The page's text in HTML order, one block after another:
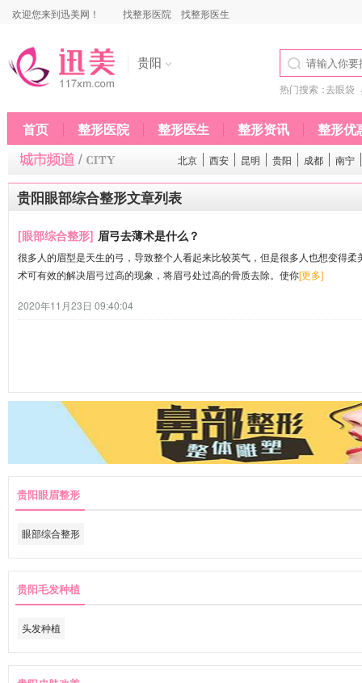
欢迎您来到迅美网！ 找整形医院 找整形医生
贵阳
热门搜索：去眼袋
首页 整形医院 整形医生 整形资讯 整形优
北京 西安 昆明 贵阳 成都 南宁
贵阳眼部综合整形文章列表
[眼部综合整形] 眉弓去薄术是什么？
很多人的眉型是天生的弓，导致整个人看起来比较英气，但是很多人也想变得
术可有效的解决眉弓过高的现象，将眉弓处过高的骨质去除。使你[更多]
2020年11月23日 09:40:04
贵阳眼眉整形
眼部综合整形
贵阳毛发种植
头发种植